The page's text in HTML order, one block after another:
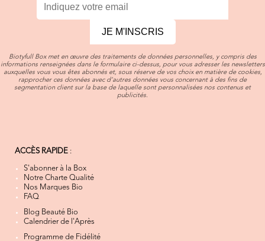
JE M'INSCRIS
Biotyfull Box met en œuvre des traitements de données personnelles, y compris des
informations renseignées dans le formulaire ci-dessus, pour vous adresser les newsletters
auxquelles vous vous êtes abonnés et, sous réserve de vos choix en matière de cookies,
rapprocher ces données avec d’autres données vous concernant à des fins de
segmentation client sur la base de laquelle sont personnalisées nos contenus et
publicités.
ACCÈS RAPIDE :
S'abonner à la Box
Notre Charte Qualité
Nos Marques Bio
FAQ
Blog Beauté Bio
Calendrier de l'Après
Programme de Fidélité